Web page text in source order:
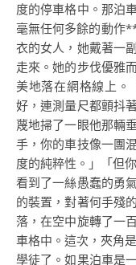
度的停車格中。那泊
毫無任何多餘的動作
衣的女人，她戴著一
走來。她的步伐優雅
美地落在網格線上。
好，連測量尺都顫抖
蔑地掃了一眼他那輛
手，你的車技像一團
度的純粹性。」「但
看到了一絲愚蠢的勇
的裝置，對著何手殘
落，在空中旋轉了一
車格中。這次，夾角
學徒了。如果泊車是